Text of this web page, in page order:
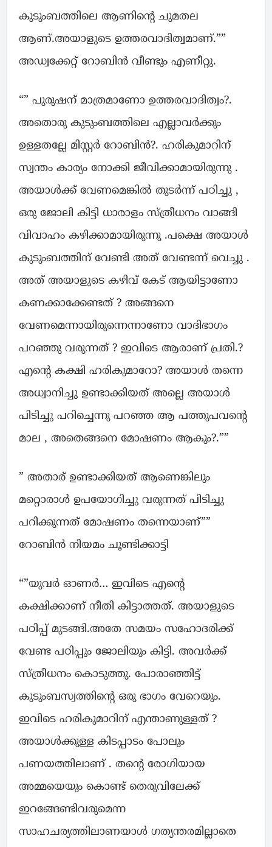
കുടുംബത്തിലെ ആണിന്റെ ചുമതല
ആണ്.അയാളുടെ ഉത്തരവാദിത്വമാണ്.””
അഡ്വക്കേറ്റ് റോബിൻ വീണ്ടും എണീറ്റു.
“” പുരുഷന് മാത്രമാണോ ഉത്തരവാദിത്വം?.
അതൊരു കുടുംബത്തിലെ എല്ലാവർക്കും
ഉള്ളതല്ലേ മിസ്റ്റർ റോബിൻ?. ഹരികുമാറിന്
സ്വന്തം കാര്യം നോക്കി ജീവിക്കാമായിരുന്നു .
അയാൾക്ക് വേണമെങ്കിൽ തുടർന്ന് പഠിച്ചു ,
ഒരു ജോലി കിട്ടി ധാരാളം സ്ത്രീധനം വാങ്ങി
വിവാഹം കഴിക്കാമായിരുന്നു .പക്ഷെ അയാൾ
കുടുംബത്തിന് വേണ്ടി അത് വേണ്ടന്ന് വെച്ചു .
അത് അയാളുടെ കഴിവ്‌ കേട് ആയിട്ടാണോ
കണക്കാക്കേണ്ടത് ? അങ്ങനെ
വേണമെന്നായിരുന്നെന്നാണോ വാദിഭാഗം
പറഞ്ഞു വരുന്നത് ? ഇവിടെ ആരാണ് പ്രതി.?
എന്റെ കക്ഷി ഹരികുമാറോ? അയാൾ തന്നെ
അധ്വാനിച്ചു ഉണ്ടാക്കിയത് അല്ലെ അയാൾ
പിടിച്ചു പറിച്ചെന്നു പറഞ്ഞ ആ പത്തുപവന്റെ
മാല , അതെങ്ങനെ മോഷണം ആകും?.””
” അതാര് ഉണ്ടാക്കിയത് ആണെങ്കിലും
മറ്റൊരാൾ ഉപയോഗിച്ചു വരുന്നത് പിടിച്ചു
പറിക്കുന്നത് മോഷണം തന്നെയാണ്””
റോബിൻ നിയമം ചൂണ്ടിക്കാട്ടി
“”യുവർ ഓണർ… ഇവിടെ എന്റെ
കക്ഷിക്കാണ് നീതി കിട്ടാത്തത്. അയാളുടെ
പഠിപ്പ് മുടങ്ങി.അതേ സമയം സഹോദരിക്ക്
വേണ്ട പഠിപ്പും ജോലിയും കിട്ടി. അവർക്ക്
സ്ത്രീധനം കൊടുത്തു. പോരാഞ്ഞിട്ട്
കുടുംബസ്വത്തിന്റെ ഒരു ഭാഗം വേറെയും.
ഇവിടെ ഹരികുമാറിന് എന്താണുള്ളത് ?
അയാൾക്കുള്ള കിടപ്പാടം പോലും
പണയത്തിലാണ് . തന്റെ രോഗിയായ
അമ്മയെയും കൊണ്ട് തെരുവിലേക്ക്
ഇറങ്ങേണ്ടിവരുമെന്ന
സാഹചര്യത്തിലാണയാൾ ഗത്യന്തരമില്ലാതെ